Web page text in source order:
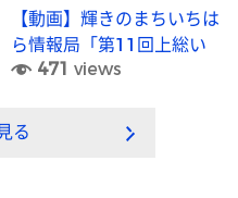
【動画】輝きのまちいちは
ら情報局「第11回上総い
ちはら国府祭り」
471 views
る